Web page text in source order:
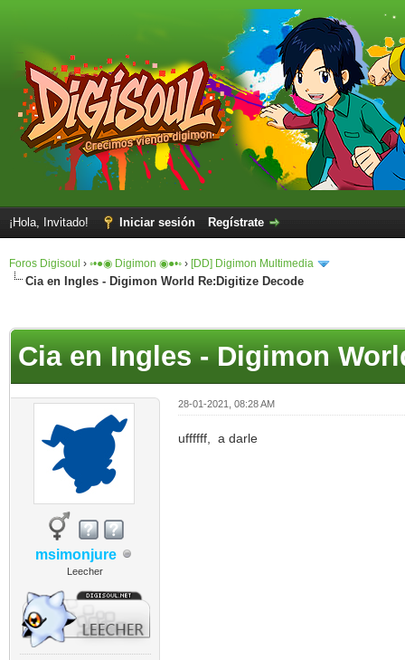
¡Hola, Invitado! Iniciar sesión Regístrate
Foros Digisoul › ◦•●◉ Digimon ◉●•◦ › [DD] Digimon Multimedia
Cia en Ingles - Digimon World Re:Digitize Decode
Cia en Ingles - Digimon
msimonjure
Leecher
28-01-2021, 08:28 AM
uffffff, a darle